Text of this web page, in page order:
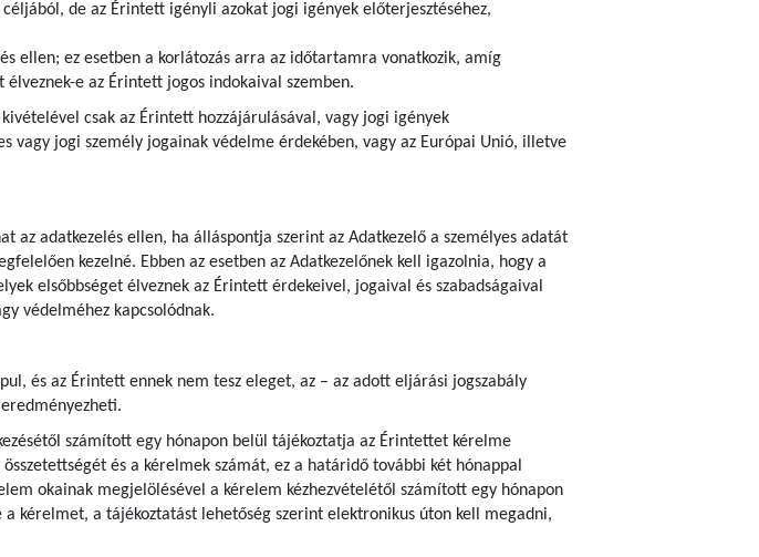
de az Érintett igényli azokat jogi igények előterjesztéséhez,
ellen; ez esetben a korlátozás arra az időtartamra vonatkozik, amíg
e az Érintett jogos indokaival szemben.
csak az Érintett hozzájárulásával, vagy jogi igények
vagy jogi személy jogainak védelme érdekében, vagy az Európai Unió, illetve
adatkezelés ellen, ha álláspontja szerint az Adatkezelő a személyes adatát
kezelné. Ebben az esetben az Adatkezelőnek kell igazolnia, hogy a
elsőbbséget élveznek az Érintett érdekeivel, jogaival és szabadságaival
védelméhez kapcsolódnak.
és az Érintett ennek nem tesz eleget, az – az adott eljárási jogszabály
számított egy hónapon belül tájékoztatja az Érintettet kérelme
és a kérelmek számát, ez a határidő további két hónappal
okainak megjelölésével a kérelem kézhezvételétől számított egy hónapon
kérelmet, a tájékoztatást lehetőség szerint elektronikus úton kell megadni,